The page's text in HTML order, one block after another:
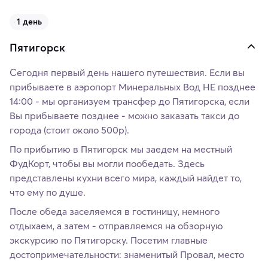
1 день
Пятигорск
Сегодня первый день нашего путешествия. Если вы
прибываете в аэропорт Минеральных Вод НЕ позднее
14:00 - мы организуем трансфер до Пятигорска, если
Вы прибываете позднее - можно заказать такси до
города (стоит около 500р).
По прибытию в Пятигорск мы заедем на местный
ФудКорт, чтобы вы могли пообедать. Здесь
представлены кухни всего мира, каждый найдет то,
что ему по душе.
После обеда заселяемся в гостиницу, немного
отдыхаем, а затем - отправляемся на обзорную
экскурсию по Пятигорску. Посетим главные
достопримечательности: знаменитый Провал, место